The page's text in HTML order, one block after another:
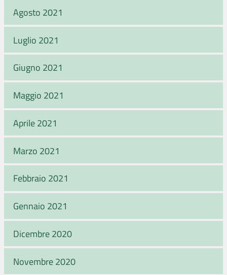
Agosto 2021
Luglio 2021
Giugno 2021
Maggio 2021
Aprile 2021
Marzo 2021
Febbraio 2021
Gennaio 2021
Dicembre 2020
Novembre 2020